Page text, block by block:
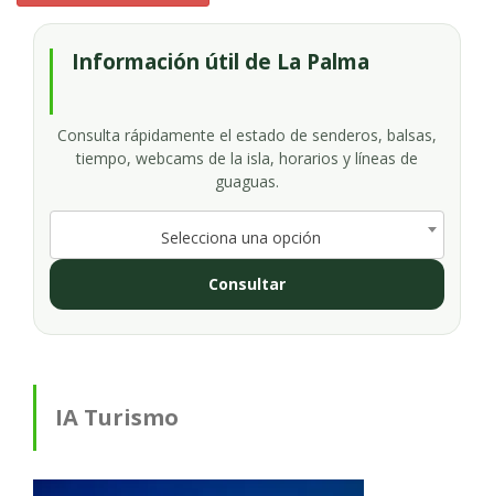
Información útil de La Palma
Consulta rápidamente el estado de senderos, balsas,
tiempo, webcams de la isla, horarios y líneas de
guaguas.
Selecciona una opción
Consultar
IA Turismo